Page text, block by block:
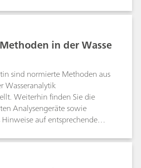
Bulletin beschreibt, wie die
Parameter in nur einem
bestimmt werden.Der
(PMI) und der chemische
(CSB) sind weitere wichtige
Wasseranalyse. Dieses Bulletin
zusätzlich die vollautomatische
nach EN ISO 8467 und des
44.
in der Wasse
sind normierte Methoden aus
Wasseranalytik
Weiterhin finden Sie die
Analysengeräte sowie
auf entsprechende
werden die folgenden
Leitfähigkeit, pH-Wert,
und Kjeldahl-Stickstoff,